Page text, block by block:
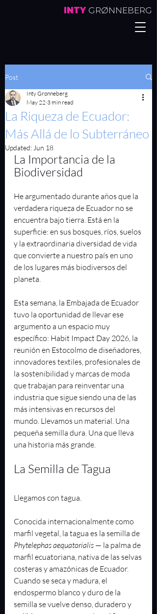
INTY GRØNNEBERG
Post
La Riqueza de Ecuador:
Más Allá de lo Subterráneo
Inty Grønneberg
May 22 3 min read
Updated: Jun 18
La Importancia de la
Biodiversidad
He argumentado durante años que la
verdadera riqueza de Ecuador no se
encuentra bajo tierra. Está en la
superficie: en sus bosques, ríos, suelos
y la extraordinaria diversidad de vida
que convierte a nuestro país en uno
de los lugares más biodiversos del
planeta.
Esta semana, la Embajada de Ecuador
tuvo la oportunidad de llevar ese
argumento a un espacio muy
específico: Habit Impact Day 2026, la
reunión en Estocolmo de diseñadores,
innovadores textiles, profesionales de
la sostenibilidad y marcas de moda
que trabajan para reinventar una
industria que sigue siendo una de las
más intensivas en recursos del
mundo. Llevamos un material. Una
pequeña semilla dura. Una que lleva
una historia más grande.
La Semilla de Tagua
Llegamos con tagua.
Conocida internacionalmente como
marfil vegetal, la tagua es la semilla de
Phytelephas aequatorialis — la palma de
marfil ecuatoriana, nativa de las selvas
costeras y amazónicas de Ecuador.
Cuando se seca y madura, el
endospermo blanco y duro de la
semilla se vuelve denso, duradero y